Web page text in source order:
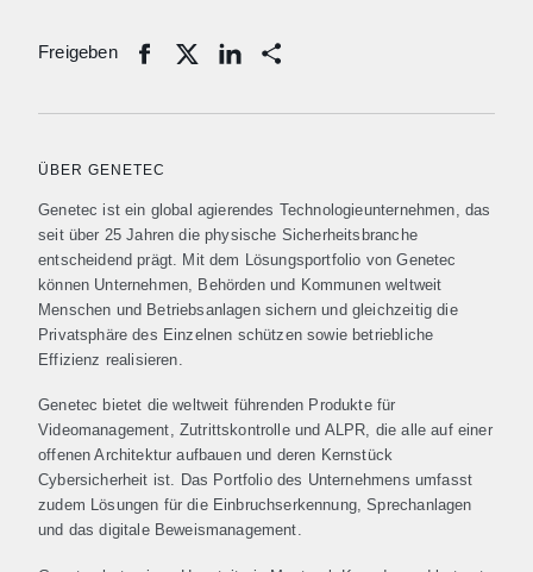
Freigeben Share
ÜBER GENETEC
Genetec ist ein global agierendes Technologieunternehmen, das
seit über 25 Jahren die physische Sicherheitsbranche
entscheidend prägt. Mit dem Lösungsportfolio von Genetec
können Unternehmen, Behörden und Kommunen weltweit
Menschen und Betriebsanlagen sichern und gleichzeitig die
Privatsphäre des Einzelnen schützen sowie betriebliche
Effizienz realisieren.
Genetec bietet die weltweit führenden Produkte für
Videomanagement, Zutrittskontrolle und ALPR, die alle auf einer
offenen Architektur aufbauen und deren Kernstück
Cybersicherheit ist. Das Portfolio des Unternehmens umfasst
zudem Lösungen für die Einbruchserkennung, Sprechanlagen
und das digitale Beweismanagement.